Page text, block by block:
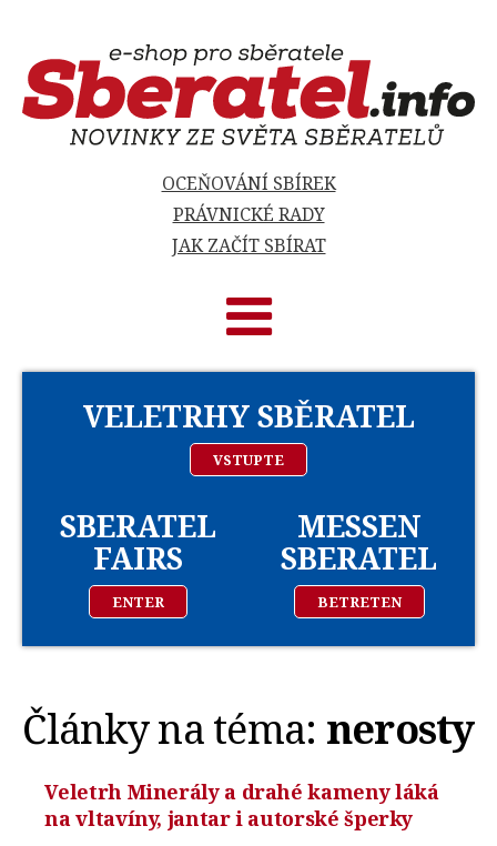
OCEŇOVÁNÍ SBÍREK
PRÁVNICKÉ RADY
JAK ZAČÍT SBÍRAT
VELETRHY SBĚRATEL
VSTUPTE
SBERATEL
FAIRS
ENTER
MESSEN
SBERATEL
BETRETEN
Články na téma: nerosty
Veletrh Minerály a drahé kameny láká
na vltavíny, jantar i autorské šperky